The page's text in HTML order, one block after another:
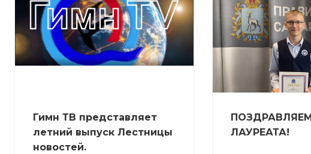
Гимн ТВ представляет
летний выпуск Лестницы
новостей.
ПОЗДРАВЛЯЕМ
ЛАУРЕАТА!